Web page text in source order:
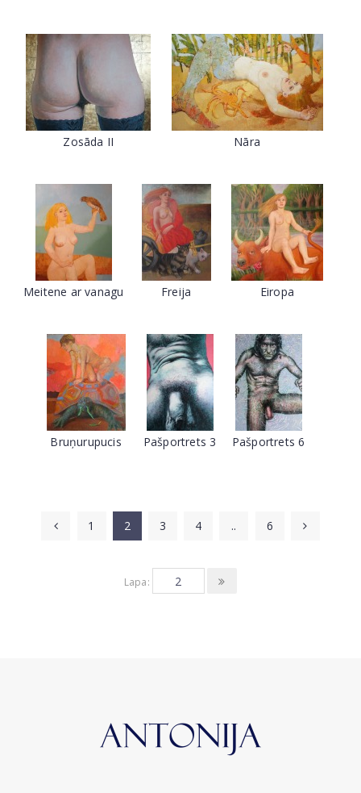
Zosāda II Nāra
Meitene ar vanagu Freija Eiropa
Bruņurupucis Pašportrets 3 Pašportrets 6
1 2 3 4 .. 6
Lapa: